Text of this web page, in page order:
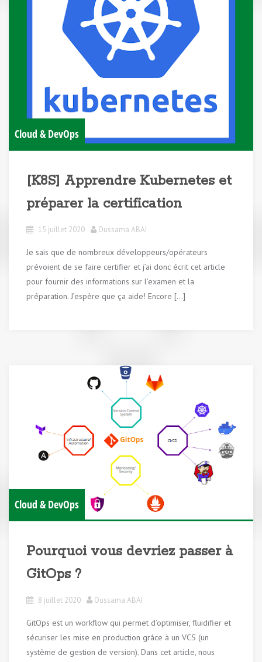
Cloud & DevOps
[K8S] Apprendre Kubernetes et
préparer la certification
15 juillet 2020 Oussama ABAI
Je sais que de nombreux développeurs/opérateurs
prévoient de se faire certifier et j’ai donc écrit cet article
pour fournir des informations sur l’examen et la
préparation. J’espère que ça aide! Encore […]
Cloud & DevOps
Pourquoi vous devriez passer à
GitOps ?
8 juillet 2020 Oussama ABAI
GitOps est un workflow qui permet d’optimiser, fluidifier et
sécuriser les mise en production grâce à un VCS (un
système de gestion de version). Dans cet article, nous